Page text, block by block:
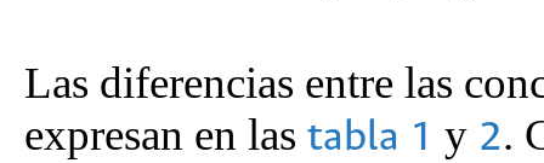
Las diferencias entre las
expresan en las tabla 1 y 2.